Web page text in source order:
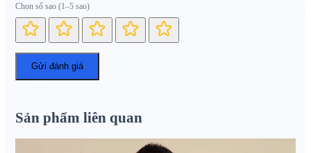
Chọn số sao (1–5 sao)
Sản phẩm liên quan